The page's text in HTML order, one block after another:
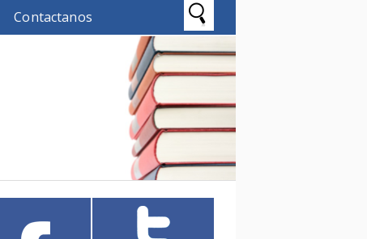
Contactanos